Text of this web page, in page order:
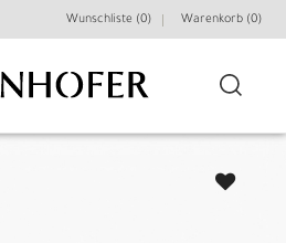
Wunschliste (0) Warenkorb (0)